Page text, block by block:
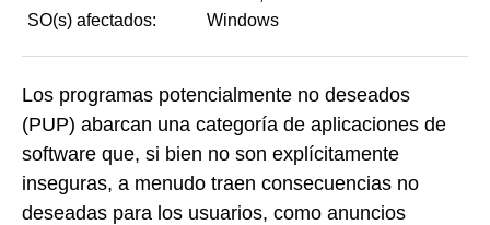
SO(s) afectados:
Windows
Los programas potencialmente no deseados
(PUP) abarcan una categoría de aplicaciones de
software que, si bien no son explícitamente
inseguras, a menudo traen consecuencias no
deseadas para los usuarios, como anuncios